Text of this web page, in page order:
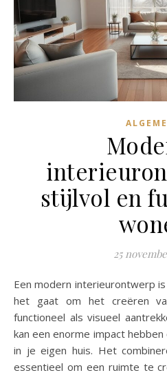
stijlvol en
25
Een modern interieurontwerp is meer dan alleen esthetiek;
het gaat om het creëren
functioneel als visueel
kan een enorme impact
in je eigen huis. Het
essentieel om een ruimte te